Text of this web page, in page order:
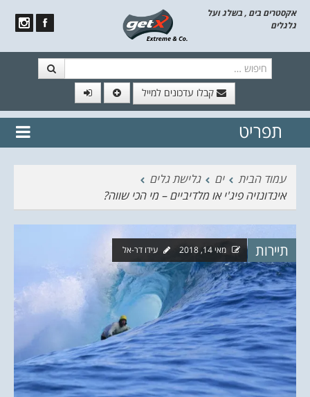
אקסטרים בים , בשלג ועל
גלגלים
קבלו עדכונים למייל
// הצטרף לרשימת תפוצה!
נשמח
תפריט
עמוד הבית
ים
גלישת גלים
אינדונזיה פיג'י או מלדיביים – מי הכי שווה?
תיירות מאי 14, 2018 עידו דר-אל